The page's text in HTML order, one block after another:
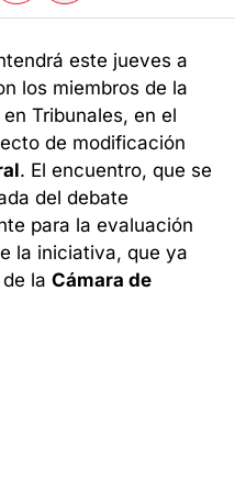
este jueves a
los miembros de la
en Tribunales, en el
de modificación
. El encuentro, que se
del debate
para la evaluación
la iniciativa, que ya
de laCámara de